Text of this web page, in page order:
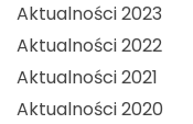
Aktualności 2023
Aktualności 2022
Aktualności 2021
Aktualności 2020